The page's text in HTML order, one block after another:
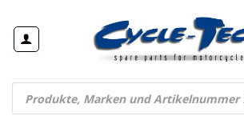
Inhalt
springen
Products
search